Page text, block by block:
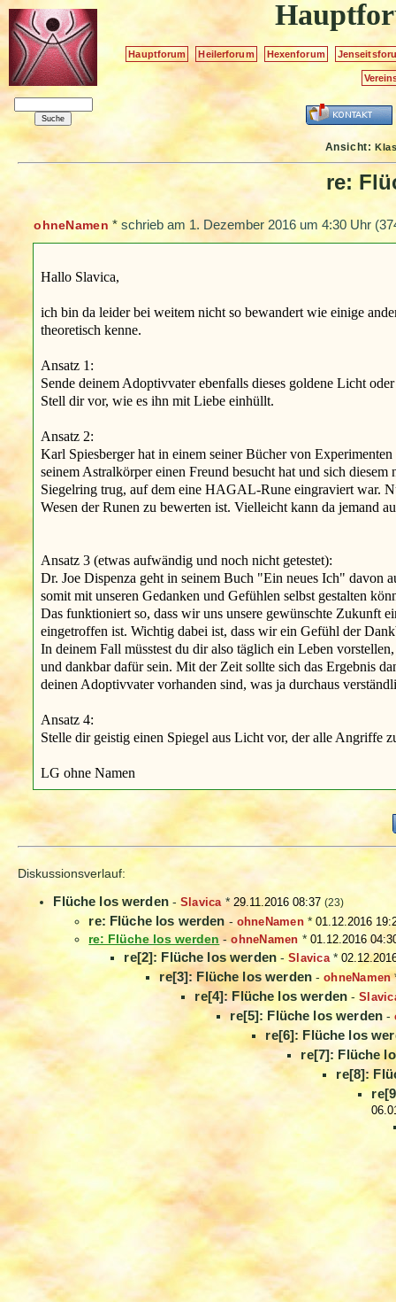
Hauptforum Heilerforum Hexenforum
Ansicht:
re:
ohneNamen * schrieb am 1. Dezember 2016 um 4:30 Uhr
Hallo Slavica,
ich bin da leider bei weitem nicht so bewandert wie einige
theoretisch kenne.
Ansatz 1:
Sende deinem Adoptivvater ebenfalls dieses goldene Licht
Stell dir vor, wie es ihn mit Liebe einhüllt.
Ansatz 2:
Karl Spiesberger hat in einem seiner Bücher von
seinem Astralkörper einen Freund besucht hat und sich
Siegelring trug, auf dem eine HAGAL-Rune eingraviert war.
Wesen der Runen zu bewerten ist. Vielleicht kann da jemand
Ansatz 3 (etwas aufwändig und noch nicht getestet):
Dr. Joe Dispenza geht in seinem Buch "Ein neues Ich" davon
somit mit unseren Gedanken und Gefühlen selbst gestalten
Das funktioniert so, dass wir uns unsere gewünschte Zukunft
eingetroffen ist. Wichtig dabei ist, dass wir ein Gefühl der
In deinem Fall müsstest du dir also täglich ein Leben
und dankbar dafür sein. Mit der Zeit sollte sich das Ergebnis
deinen Adoptivvater vorhanden sind, was ja durchaus
Ansatz 4:
Stelle dir geistig einen Spiegel aus Licht vor, der alle Angriffe
LG ohne Namen
Diskussionsverlauf:
Flüche los werden- Slavica* 29.11.2016 08:37 (23)
re: Flüche los werden- ohneNamen* 01.12.2016
re: Flüche los werden -ohneNamen * 01.12.2016
re[2]: Flüche los werden- Slavica*
re[3]: Flüche los werden- ohneNamen
re[4]: Flüche los werden-
re[5]: Flüche los werden-
re[6]: Flüche los
re[7]: Flüche
re[8]: